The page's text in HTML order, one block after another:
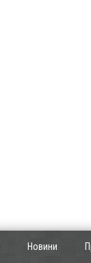
Новини